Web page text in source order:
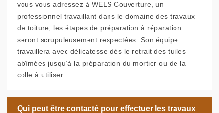
vous vous adressez à WELS Couverture, un
professionnel travaillant dans le domaine des travaux
de toiture, les étapes de préparation à réparation
seront scrupuleusement respectées. Son équipe
travaillera avec délicatesse dès le retrait des tuiles
abîmées jusqu’à la préparation du mortier ou de la
colle à utiliser.
Qui peut être contacté pour effectuer les travaux